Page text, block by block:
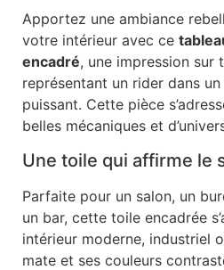
Apportez une ambiance
votre intérieur avec ce
encadré, une impression sur
représentant un rider dans
puissant. Cette pièce
belles mécaniques et
Une toile qui affirme le
Parfaite pour un salon, un
un bar, cette toile encadrée
intérieur moderne, industriel
mate et ses couleurs